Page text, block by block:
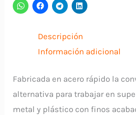
INCOLMA
Descripción
Información adicional
Fabricada en acero rápido la
alternativa para trabajar en
metal y plástico con finos